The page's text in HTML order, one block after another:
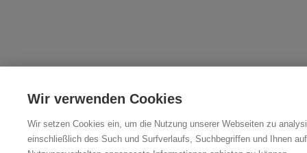
Wir verwenden Cookies
Wir setzen Cookies ein, um die Nutzung unserer Webseiten zu
einschließlich des Such und Surfverlaufs, Suchbegriffen und Ihnen